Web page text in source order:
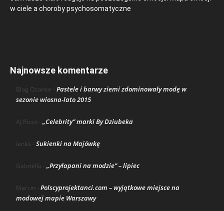
w ciele a choroby psychosomatyczne
Najnowsze komentarze
Blog Ozonee - Pastele i barwy ziemi zdominowały modę w
sezonie wiosna-lato 2015
AJ Risso - „Celebrity” marki By Dziubeka
lenka - Sukienki na Majówkę
Gabriella - „Przyłapani na modzie” – lipiec
Marcin - Polscyprojektanci.com – wyjątkowe miejsce na
modowej mapie Warszawy